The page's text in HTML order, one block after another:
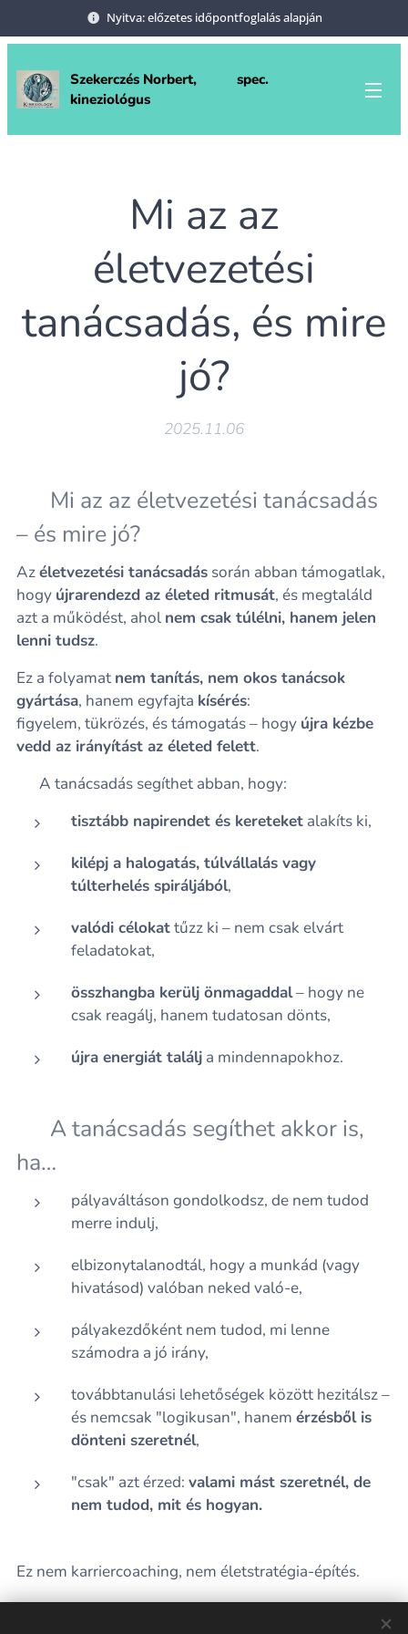
Nyitva: előzetes időpontfoglalás alapján
Szekerczés Norbert, spec.
kineziológus
Mi az az
életvezetési
tanácsadás, és mire
jó?
2025.11.06
🧭 Mi az az életvezetési tanácsadás
– és mire jó?
Azéletvezetési tanácsadás során abban támogatlak,
hogy újrarendezd az életed ritmusát, és megtaláld
azt a működést, ahol nem csak túlélni, hanem jelen
lenni tudsz.
Ez a folyamat nem tanítás, nem okos tanácsok
gyártása, hanem egyfajta kísérés:
figyelem, tükrözés, és támogatás – hogy újra kézbe
vedd az irányítást az életed felett.
💡 A tanácsadás segíthet abban, hogy:
tisztább napirendet és kereteket alakíts ki,
kilépj a halogatás, túlvállalás vagy
túlterhelés spiráljából,
valódi célokattűzz ki – nem csak elvárt
feladatokat,
összhangba kerülj önmagaddal– hogy ne
csak reagálj, hanem tudatosan dönts,
újra energiát találj a mindennapokhoz.
🎓 A tanácsadás segíthet akkor is,
ha…
pályaváltáson gondolkodsz, de nem tudod
merre indulj,
elbizonytalanodtál, hogy a munkád (vagy
hivatásod) valóban neked való-e,
pályakezdőként nem tudod, mi lenne
számodra a jó irány,
továbbtanulási lehetőségek között hezitálsz –
és nemcsak "logikusan", hanem érzésből is
dönteni szeretnél,
"csak" azt érzed: valami mást szeretnél, de
nem tudod, mit és hogyan.
Ez nem karriercoaching, nem életstratégia-építés.